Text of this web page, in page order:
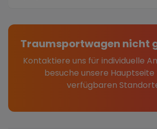
Traumsportwagen nicht
Kontaktiere uns für individuelle
besuche unsere Hauptseite
verfügbaren